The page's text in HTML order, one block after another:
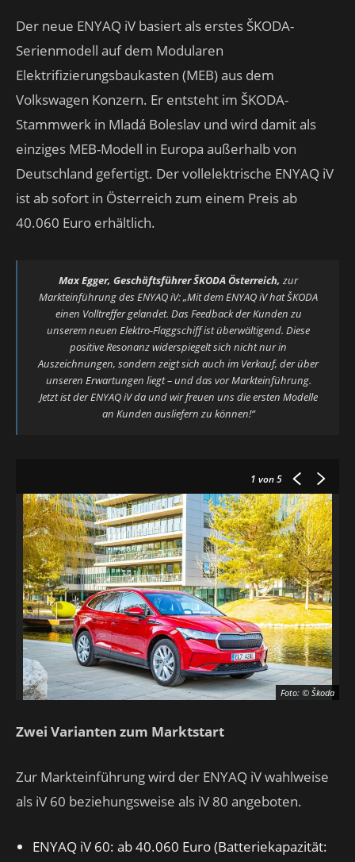
Der neue ENYAQ iV basiert als erstes ŠKODA-
Serienmodell auf dem Modularen
Elektrifizierungsbaukasten (MEB) aus dem
Volkswagen Konzern. Er entsteht im ŠKODA-
Stammwerk in Mladá Boleslav und wird damit als
einziges MEB-Modell in Europa außerhalb von
Deutschland gefertigt. Der vollelektrische ENYAQ iV
ist ab sofort in Österreich zum einem Preis ab
40.060 Euro erhältlich.
Max Egger, Geschäftsführer ŠKODA Österreich, zur
Markteinführung des ENYAQ iV: „Mit dem ENYAQ iV hat ŠKODA
einen Volltreffer gelandet. Das Feedback der Kunden zu
unserem neuen Elektro-Flaggschiff ist überwältigend. Diese
positive Resonanz widerspiegelt sich nicht nur in
Auszeichnungen, sondern zeigt sich auch im Verkauf, der über
unseren Erwartungen liegt – und das vor Markteinführung.
Jetzt ist der ENYAQ iV da und wir freuen uns die ersten Modelle
an Kunden ausliefern zu können!“
1 von 5
Foto: © Škoda
Zwei Varianten zum Marktstart
Zur Markteinführung wird der ENYAQ iV wahlweise
als iV 60 beziehungsweise als iV 80 angeboten.
ENYAQ iV 60: ab 40.060 Euro (Batteriekapazität: